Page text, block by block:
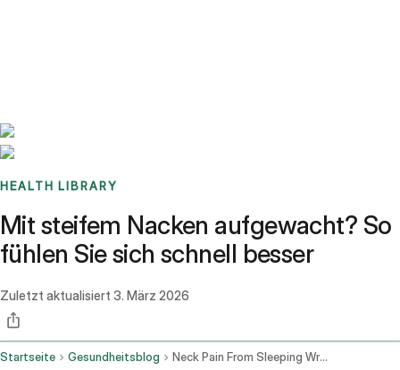
HEALTH LIBRARY
Mit steifem Nacken aufgewacht? So
fühlen Sie sich schnell besser
Zuletzt aktualisiert 3. März 2026
Startseite Gesundheitsblog Neck Pain From Sleeping Wrong Remedies And Exercises